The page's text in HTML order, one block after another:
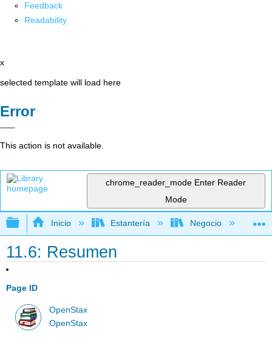
Feedback
Readability
x
selected template will load here
Error
This action is not available.
chrome_reader_mode Enter Reader
Mode
Expandir/contraer jerarquía global
Inicio Estantería Negocio
11.6: Resumen
Page ID
OpenStax
OpenStax